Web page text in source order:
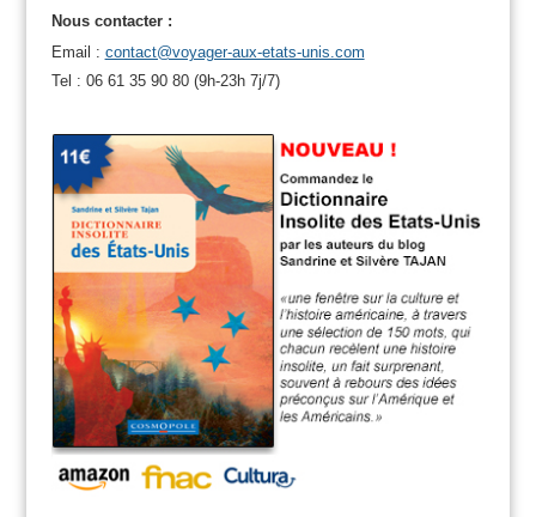
Nous contacter :
Email : contact@voyager-aux-etats-unis.com
Tel : 06 61 35 90 80 (9h-23h 7j/7)